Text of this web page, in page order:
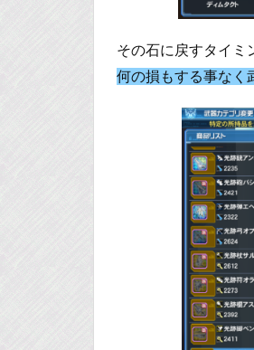
その石に戻すタイミ
何の損もする事なく